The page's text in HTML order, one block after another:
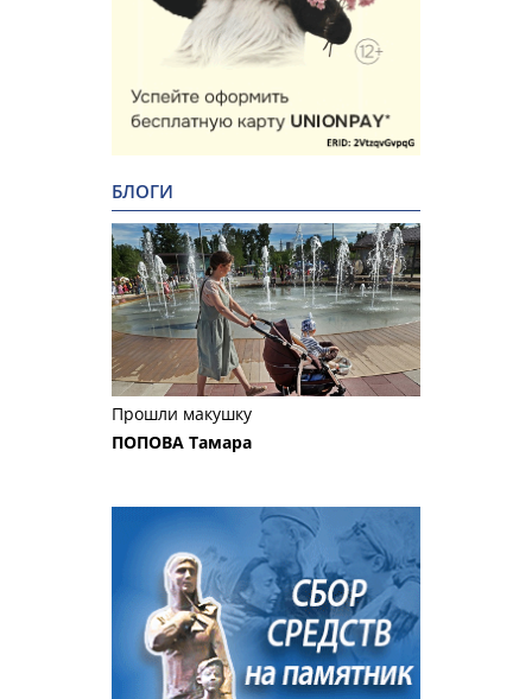
БЛОГИ
Прошли макушку
ПОПОВА Тамара